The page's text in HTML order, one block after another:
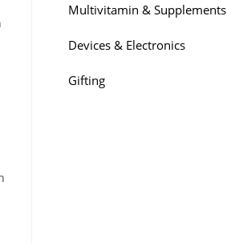
Multivitamin & Supplements
Devices & Electronics
Gifting